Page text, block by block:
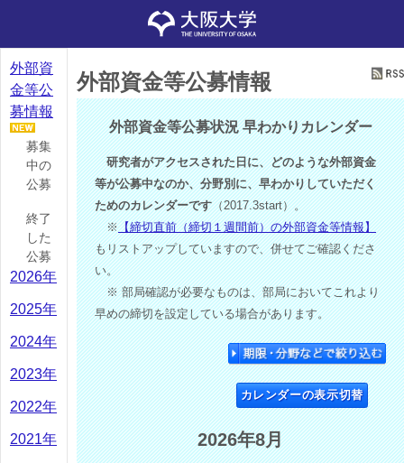
外部資
金等公
募情報
募集
中の
公募
終了
した
公募
2026年
2025年
2024年
2023年
2022年
2021年
外部資金等公募情報
外部資金等公募状況 早わかりカレンダー
研究者がアクセスされた日に、どのような外部資金
等が公募中なのか、分野別に、早わかりしていただく
ためのカレンダーです（2017.3start）。
※【締切直前（締切１週間前）の外部資金等情報】
もリストアップしていますので、併せてご確認くださ
い。
※ 部局確認が必要なものは、部局においてこれより
早めの締切を設定している場合があります。
カレンダーの表示切替
2026年8月